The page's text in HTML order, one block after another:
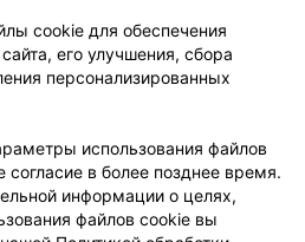
Новости проекта
Медицинский маркетинг
Доставка
Вакансии
Партнеры
103.by
в поддержку
cookie для обеспечения
его улучшения, сбора
персонализированных
использования файлов
согласие в более позднее время.
информации о целях,
файлов cookie вы